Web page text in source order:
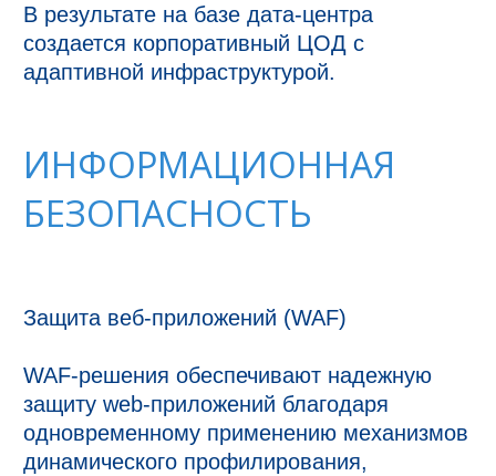
В результате на базе дата-центра
создается корпоративный ЦОД с
адаптивной инфраструктурой.
ИНФОРМАЦИОННАЯ
БЕЗОПАСНОСТЬ
Защита веб-приложений (WAF)
WAF-решения обеспечивают надежную
защиту web-приложений благодаря
одновременному применению механизмов
динамического профилирования,